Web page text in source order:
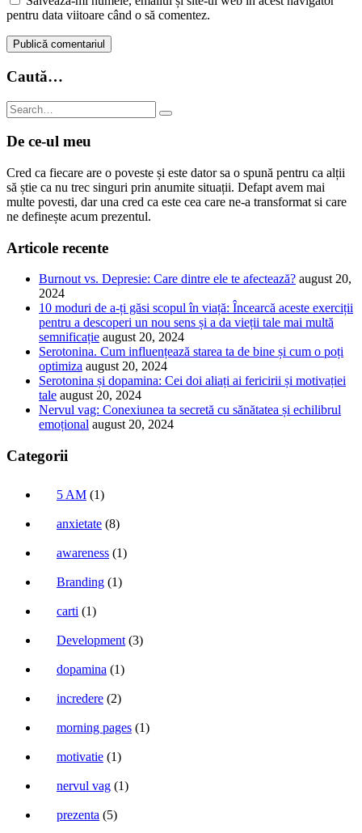
pentru data viitoare când o să comentez.
Caută…
De ce-ul meu
Cred ca fiecare are o poveste și este dator sa o spună pentru ca alții
să știe ca nu trec singuri prin anumite situații. Defapt avem mai
multe povesti, dar una cred ca este cea care ne-a transformat si care
ne definește acum prezentul.
Articole recente
Burnout vs. Depresie: Care dintre ele te afectează? august 20,
2024
10 moduri de a-ți găsi scopul în viață: Încearcă aceste exerciții
pentru a descoperi un nou sens și a da vieții tale mai multă
semnificație august 20, 2024
Serotonina. Cum influențează starea ta de bine și cum o poți
optimiza august 20, 2024
Serotonina și dopamina: Cei doi aliați ai fericirii și motivației
tale august 20, 2024
Nervul vag: Conexiunea ta secretă cu sănătatea și echilibrul
emoțional august 20, 2024
Categorii
5 AM (1)
anxietate (8)
awareness (1)
Branding (1)
carti (1)
Development (3)
dopamina (1)
incredere (2)
morning pages (1)
motivatie (1)
nervul vag (1)
prezenta (5)